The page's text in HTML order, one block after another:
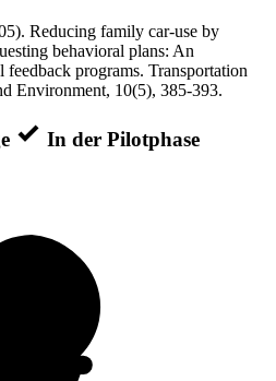
Reducing family car-use by
behavioral plans: An
programs. Transportation
Environment, 10(5), 385-393.
In der Pilotphase